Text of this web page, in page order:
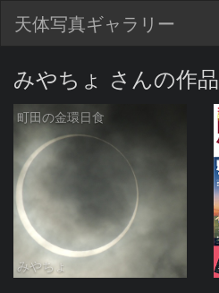
天体写真ギャラリー
みやちょ さんの作品
町田の金環日食
みやちょ